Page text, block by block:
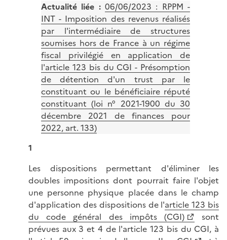
Actualité liée : 06/06/2023 : RPPM -
INT - Imposition des revenus réalisés
par l'intermédiaire de structures
soumises hors de France à un régime
fiscal privilégié en application de
l'article 123 bis du CGI - Présomption
de détention d'un trust par le
constituant ou le bénéficiaire réputé
constituant (loi n° 2021-1900 du 30
décembre 2021 de finances pour
2022, art. 133)
1
Les dispositions permettant d'éliminer les
doubles impositions dont pourrait faire l'objet
une personne physique placée dans le champ
d'application des dispositions de l'article 123 bis
du code général des impôts (CGI)
sont
prévues aux 3 et 4 de l'article 123 bis du CGI, à